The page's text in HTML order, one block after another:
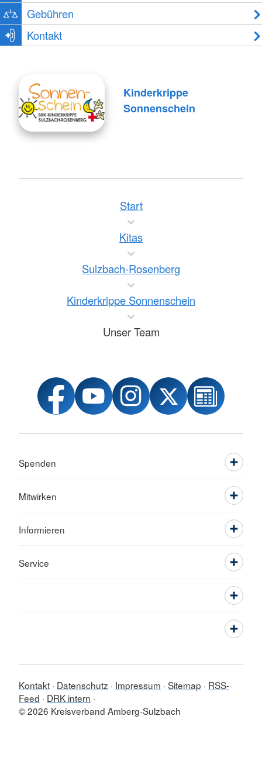
Gebühren
Kontakt
Kinderkrippe
Sonnenschein
Start
Kitas
Sulzbach-Rosenberg
Kinderkrippe Sonnenschein
Unser Team
Spenden
Mitwirken
Informieren
Service
Kontakt Datenschutz Impressum Sitemap
RSS-
Feed
DRK intern
© 2026 Kreisverband Amberg-Sulzbach